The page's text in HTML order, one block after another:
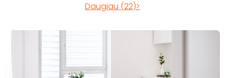
Daugiau (22)>